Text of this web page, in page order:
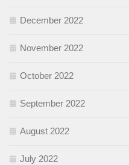
December 2022
November 2022
October 2022
September 2022
August 2022
July 2022